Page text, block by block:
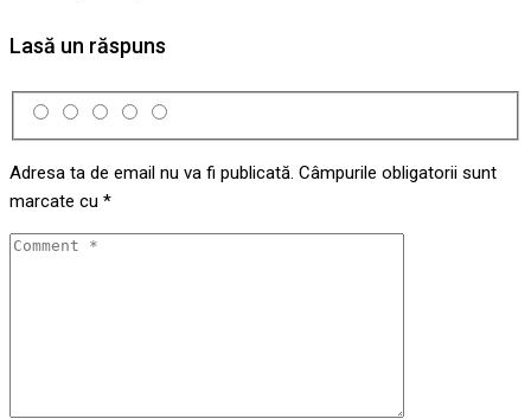
Lasă un răspuns
Adresa ta de email nu va fi publicată. Câmpurile obligatorii sunt
marcate cu *